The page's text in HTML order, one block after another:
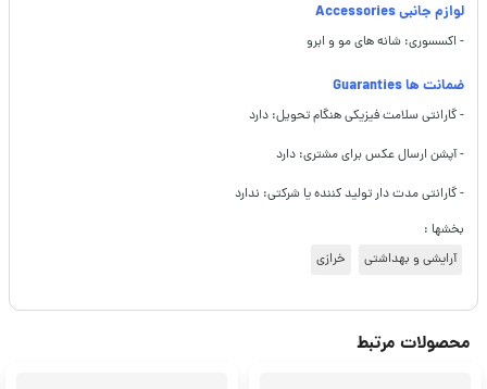
لوازم جانبی Accessories
- اکسسوری: شانه های مو و ابرو
ضمانت ها Guaranties
- گارانتی سلامت فیزیکی هنگام تحویل: دارد
- آپشن ارسال عکس برای مشتری: دارد
- گارانتی مدت دار تولید کننده یا شرکتی: ندارد
بخشها :
آرایشی و بهداشتی
خرازی
محصولات مرتبط